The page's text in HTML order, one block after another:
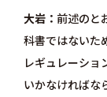
大岩
前述のと
科書ではないた
レギュレーショ
いかなければな